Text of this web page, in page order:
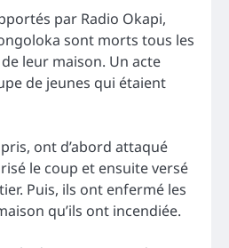
par Radio Okapi,
sont morts tous les
leur maison. Un acte
de jeunes qui étaient
ont d’abord attaqué
le coup et ensuite versé
Puis, ils ont enfermé les
qu’ils ont incendiée.